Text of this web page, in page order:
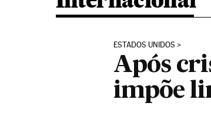
ESTADOS UNIDOS
Após
impõe